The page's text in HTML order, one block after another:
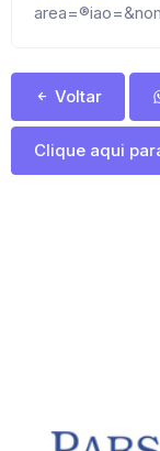
Voltar
Clique aqui